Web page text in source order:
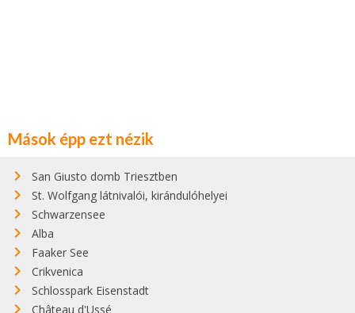
Mások épp ezt nézik
San Giusto domb Triesztben
St. Wolfgang látnivalói, kirándulóhelyei
Schwarzensee
Alba
Faaker See
Crikvenica
Schlosspark Eisenstadt
Château d'Ussé